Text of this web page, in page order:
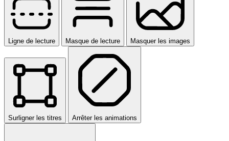
Ligne de lecture Masque de lecture Masquer les images
Surligner les titres Arrêter les animations